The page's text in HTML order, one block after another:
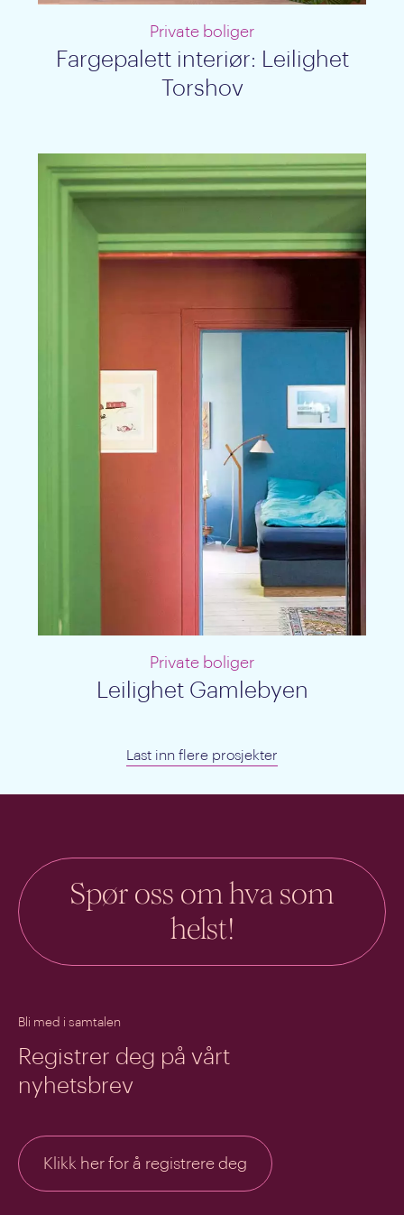
Private boliger
Fargepalett interiør: Leilighet
Torshov
Private boliger
Leilighet Gamlebyen
Last inn flere prosjekter
Spør oss om hva som
helst!
Bli med i samtalen
Registrer deg på vårt
nyhetsbrev
Klikk her for å registrere deg